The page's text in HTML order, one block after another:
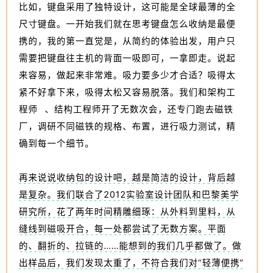
比如，键盘采用了独特设计，这可能是全球最薄的全
尺寸键盘。一开始我们就在思考键盘怎么收纳是最便
携的，我的第一直觉是，从简约的体验出发，用户只
需要把键盘往主机的背面一吸即可，一拿即走。说起
来容易，做起来非常难。吸力要多少才合适？吸得太
紧不好拿下来，吸得太松又容易脱落。我们和架构工
程师
、结构工程师开了无数次会，还专门跑去磁铁
厂，调研不同磁铁的规格、布置，进行吸力测试，精
确到每一个细节。
再来说说收纳包的设计吧，越是简洁的设计，背后越
是复杂。我们联合了2012实验室设计团队和巴黎美学
研究所，花了两年时间精雕细琢：从外料到里料，从
缝线到磁吸开合，每一处都尝试了无数方案。平面
的、翻折的、拉链的……能想到的我们几乎都做了。做
出样品后，我们发现太重了，不符合我们对“轻薄便携”